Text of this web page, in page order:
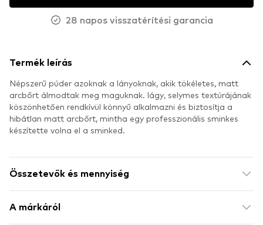
28 napos visszatérítési garancia
Termék leírás
Népszerű púder azoknak a lányoknak, akik tökéletes, matt
arcbőrt álmodtak meg maguknak. lágy, selymes textúrájának
köszönhetően rendkívül könnyű alkalmazni és biztosítja a
hibátlan matt arcbőrt, mintha egy professzionális sminkes
készítette volna el a sminked.
Összetevők és mennyiség
A márkáról